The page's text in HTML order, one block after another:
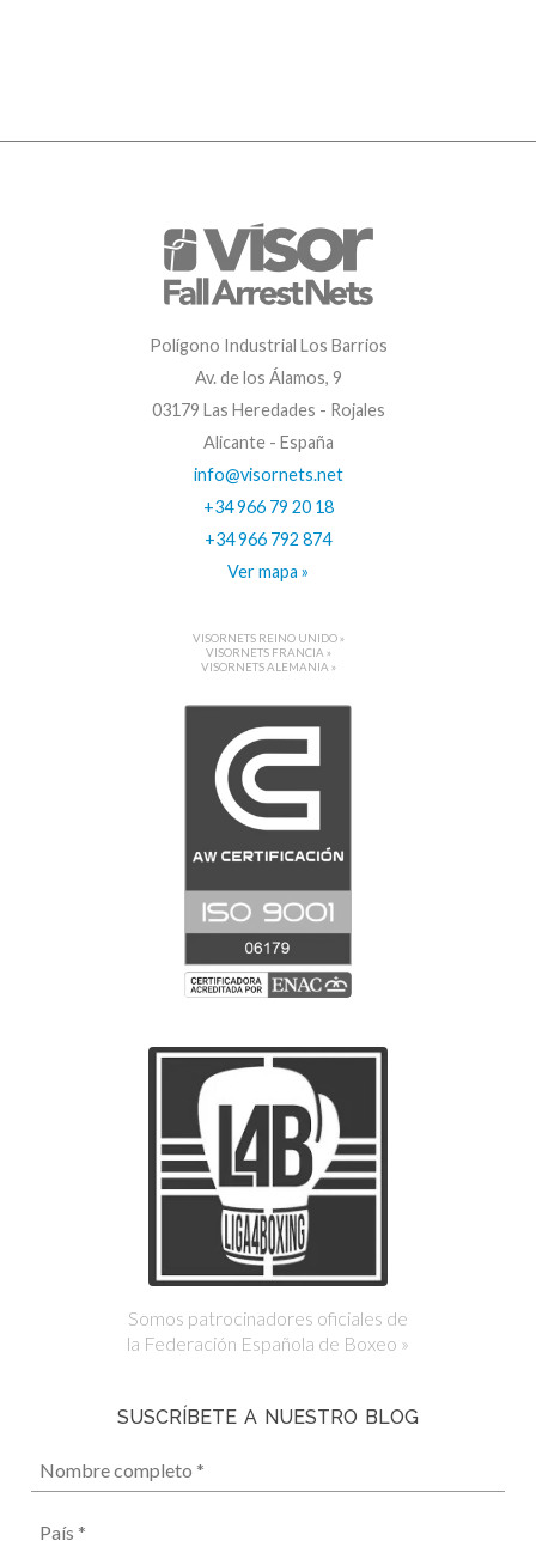
Polígono Industrial Los Barrios
Av. de los Álamos, 9
03179 Las Heredades - Rojales
Alicante - España
info@visornets.net
+34 966 79 20 18
+34 966 792 874
Ver mapa »
VISORNETS REINO UNIDO »
VISORNETS FRANCIA »
VISORNETS ALEMANIA »
Somos patrocinadores oficiales de
la Federación Española de Boxeo »
SUSCRÍBETE A NUESTRO BLOG